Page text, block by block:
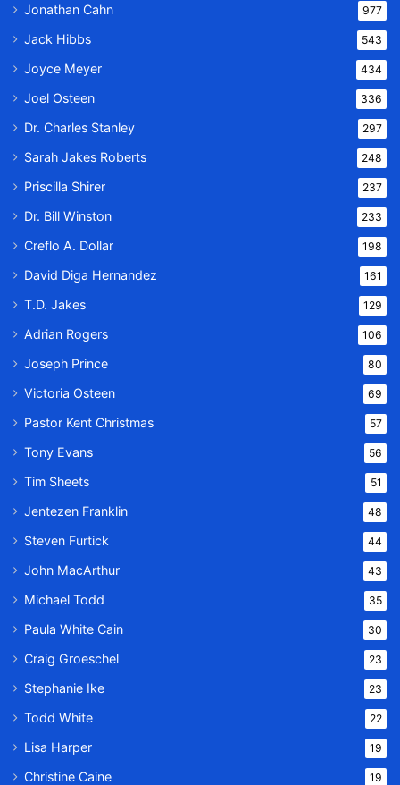
Jonathan Cahn 977
Jack Hibbs 543
Joyce Meyer 434
Joel Osteen 336
Dr. Charles Stanley 297
Sarah Jakes Roberts 248
Priscilla Shirer 237
Dr. Bill Winston 233
Creflo A. Dollar 198
David Diga Hernandez 161
T.D. Jakes 129
Adrian Rogers 106
Joseph Prince 80
Victoria Osteen 69
Pastor Kent Christmas 57
Tony Evans 56
Tim Sheets 51
Jentezen Franklin 48
Steven Furtick 44
John MacArthur 43
Michael Todd 35
Paula White Cain 30
Craig Groeschel 23
Stephanie Ike 23
Todd White 22
Lisa Harper 19
Christine Caine 19